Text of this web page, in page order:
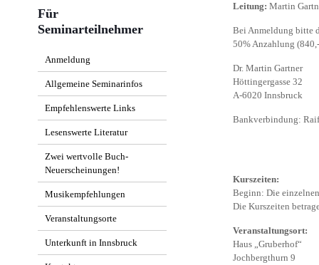
Leitung: Martin
Bei Anmeldung bitte
50% Anzahlung
Dr. Martin Gartner
Höttingergasse 32
A-6020 Innsbruck
Bankverbindung:
Kurszeiten:
Beginn: Die
Die Kurszeiten
Veranstaltungsort:
Haus „Gruberhof“
Jochbergthurn 9
Für
Seminarteilnehmer
Anmeldung
Allgemeine Seminarinfos
Empfehlenswerte Links
Lesenswerte Literatur
Zwei wertvolle Buch-
Neuerscheinungen!
Musikempfehlungen
Veranstaltungsorte
Unterkunft in Innsbruck